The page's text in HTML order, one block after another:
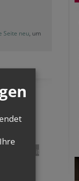
Seite neu, um
pin it